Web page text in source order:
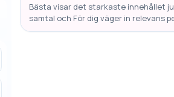
Bästa visar det starkaste innehållet
samtal och För dig väger in relevans